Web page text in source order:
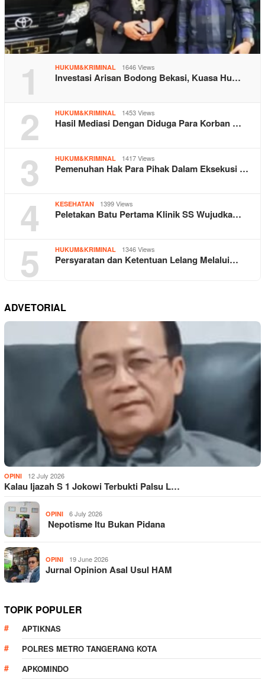
1 HUKUM&KRIMINAL 1646 Views
Investasi Arisan Bodong Bekasi, Kuasa Hu…
2 HUKUM&KRIMINAL 1453 Views
Hasil Mediasi Dengan Diduga Para Korban …
3 HUKUM&KRIMINAL 1417 Views
Pemenuhan Hak Para Pihak Dalam Eksekusi …
4 KESEHATAN 1399 Views
Peletakan Batu Pertama Klinik SS Wujudka…
5 HUKUM&KRIMINAL 1346 Views
Persyaratan dan Ketentuan Lelang Melalui…
ADVETORIAL
OPINI 12 July 2026
Kalau Ijazah S 1 Jokowi Terbukti Palsu L…
OPINI 6 July 2026
Nepotisme Itu Bukan Pidana
OPINI 19 June 2026
Jurnal Opinion Asal Usul HAM
TOPIK POPULER
APTIKNAS
POLRES METRO TANGERANG KOTA
APKOMINDO